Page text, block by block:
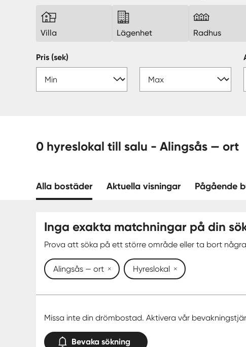
Villa Lägenhet Radhus
Pris (sek)
0 hyreslokal till salu - Alingsås — ort
Alla bostäder Aktuella visningar Pågående
Inga exakta matchningar på din
Prova att söka på ett större område eller ta bort
Alingsås — ort Hyreslokal
Missa inte din drömbostad. Aktivera vår
Bevaka sökning